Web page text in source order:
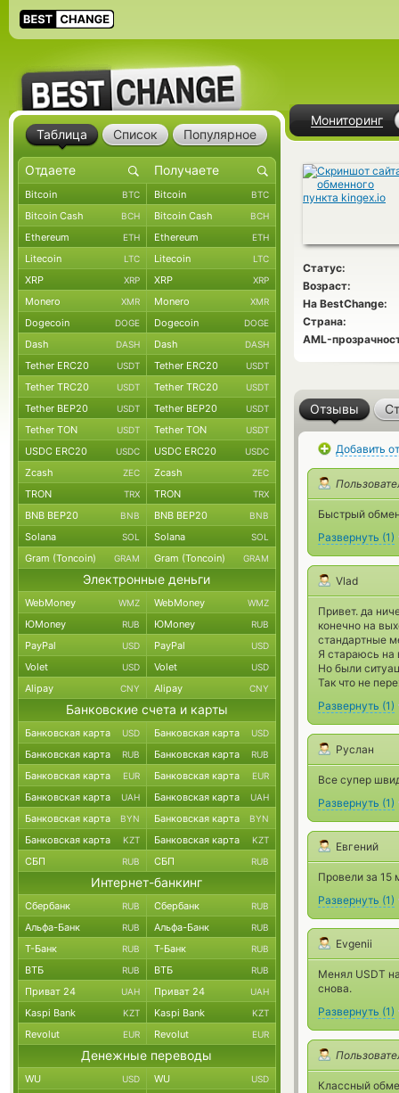
Мониторинг
Статус:
Возраст:
На BestChange:
Страна:
AML-
Отзывы
Добавить
Быстрый
Развернуть (1)
Vlad
Привет. да
конечно на
стандартные
Я стараюсь на
Но были
Так что не
Развернуть (1)
Руслан
Все супер
Развернуть (1)
Евгений
Провели за 15
Развернуть (1)
Evgenii
Менял USDT
снова.
Развернуть (1)
Классный
Таблица Список Популярное
Bitcoin BTC Bitcoin BTC
Bitcoin Cash BCH Bitcoin Cash BCH
Ethereum ETH Ethereum ETH
Litecoin LTC Litecoin LTC
XRP XRP XRP XRP
Monero XMR Monero XMR
Dogecoin DOGE Dogecoin DOGE
Dash DASH Dash DASH
Tether ERC20 USDT Tether ERC20 USDT
Tether TRC20 USDT Tether TRC20 USDT
Tether BEP20 USDT Tether BEP20 USDT
Tether TON USDT Tether TON USDT
USDC ERC20 USDC USDC ERC20 USDC
Zcash ZEC Zcash ZEC
TRON TRX TRON TRX
BNB BEP20 BNB BNB BEP20 BNB
Solana SOL Solana SOL
Gram (Toncoin) GRAM Gram (Toncoin) GRAM
Электронные деньги
WebMoney WMZ WebMoney WMZ
ЮMoney RUB ЮMoney RUB
PayPal USD PayPal USD
Volet USD Volet USD
Alipay CNY Alipay CNY
Банковские счета и карты
Банковская карта USD Банковская карта USD
Банковская карта RUB Банковская карта RUB
Банковская карта EUR Банковская карта EUR
Банковская карта UAH Банковская карта UAH
Банковская карта BYN Банковская карта BYN
Банковская карта KZT Банковская карта KZT
СБП RUB СБП RUB
Интернет-банкинг
Сбербанк RUB Сбербанк RUB
Альфа-Банк RUB Альфа-Банк RUB
Т-Банк RUB Т-Банк RUB
ВТБ RUB ВТБ RUB
Приват 24 UAH Приват 24 UAH
Kaspi Bank KZT Kaspi Bank KZT
Revolut EUR Revolut EUR
Денежные переводы
WU USD WU USD